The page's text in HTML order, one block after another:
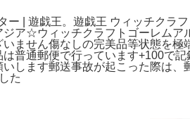
| 遊戯王。遊戯王 ウィッチクラ
ア☆ウィッチクラフトゴーレム
ません傷なしの完美品等状態を
普通郵便で行っています+100で
します郵送事故が起こった際は
た